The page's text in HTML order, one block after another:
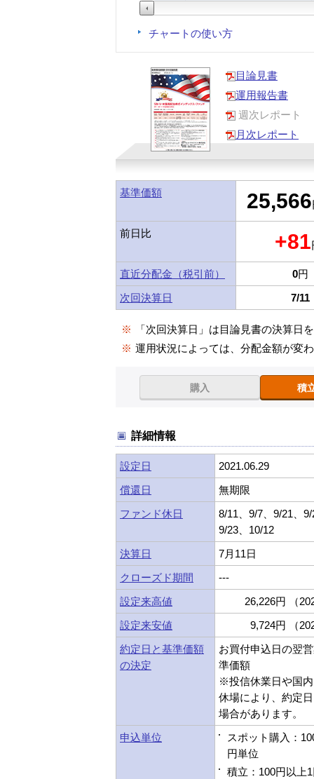
チャートの使い方
目論見書
運用報告書
週次レポート
月次レポート
基準価額 25,566
前日比 +81
直近分配金（税引前） 0円
次回決算日
7/11
※
「次回決算日」は目論見書の決算日
※ 運用状況によっては、分配金額が変
購入 積
詳細情報
設定日
2021.06.29
償還日
無期限
ファンド休日
8/11、9/7、9/21、
9/23、10/12
決算日
7月11日
クローズド期間
---
設定来高値
26,226円 （
設定来安値
9,724円 （
約定日と基準価額
の決定
お買付申込日の翌
準価額
※投信休業日や国
休場により、約定
場合があります。
申込単位
スポット購入：
円単位
積立：100円以上